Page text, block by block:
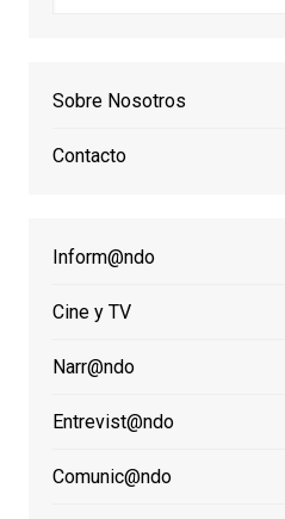
Sobre Nosotros
Contacto
Inform@ndo
Cine y TV
Narr@ndo
Entrevist@ndo
Comunic@ndo